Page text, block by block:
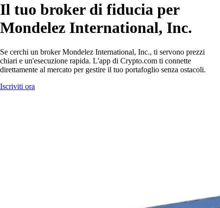
Il tuo broker di fiducia per
Mondelez International, Inc.
Se cerchi un broker Mondelez International, Inc., ti servono prezzi
chiari e un'esecuzione rapida. L'app di Crypto.com ti connette
direttamente al mercato per gestire il tuo portafoglio senza ostacoli.
Iscriviti ora